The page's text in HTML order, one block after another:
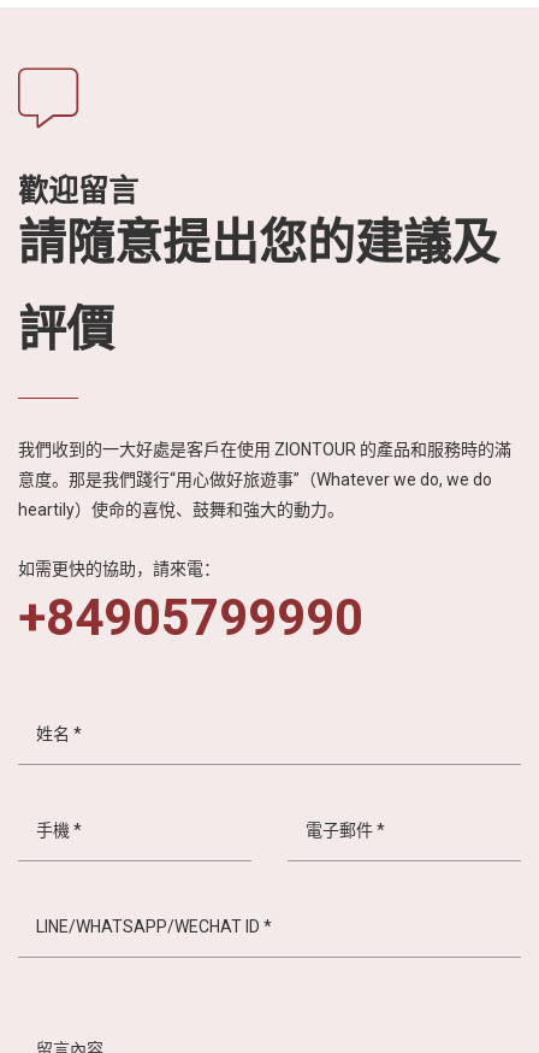
歡迎留言
請隨意提出您的建議及
評價
我們收到的一大好處是客戶在使用 ZIONTOUR 的產品和服務時的滿
意度。那是我們踐行“用心做好旅遊事”（Whatever we do, we do
heartily）使命的喜悅、鼓舞和強大的動力。
如需更快的協助，請來電：
+84905799990